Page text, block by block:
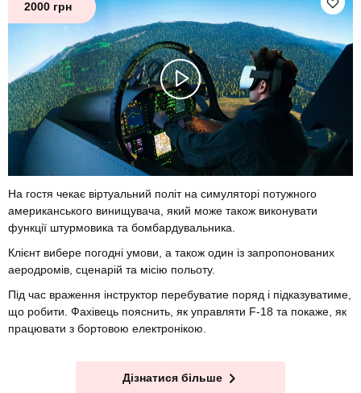
2000 грн
На гостя чекає віртуальний політ на симуляторі потужного
американського винищувача, який може також виконувати
функції штурмовика та бомбардувальника.
Клієнт вибере погодні умови, а також один із запропонованих
аеродромів, сценарій та місію польоту.
Під час враження інструктор перебуватие поряд і підказуватиме,
що робити. Фахівець пояснить, як управляти F-18 та покаже, як
працювати з бортовою електронікою.
Дізнатися більше